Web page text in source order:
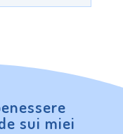
sui miei